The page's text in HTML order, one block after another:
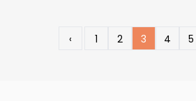
‹ 1 2 3 4 5